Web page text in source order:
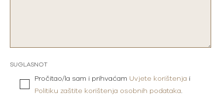
SUGLASNOT
Pročitao/la sam i prihvaćam Uvjete korištenja i
Politiku zaštite korištenja osobnih podataka.